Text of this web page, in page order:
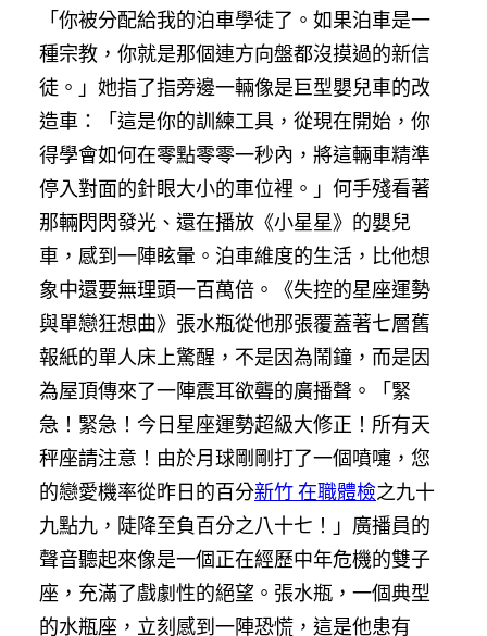
「你被分配給我的泊車學徒了。如果泊車是一
種宗教，你就是那個連方向盤都沒摸過的新信
徒。」她指了指旁邊一輛像是巨型嬰兒車的改
造車：「這是你的訓練工具，從現在開始，你
得學會如何在零點零零一秒內，將這輛車精準
停入對面的針眼大小的車位裡。」何手殘看著
那輛閃閃發光、還在播放《小星星》的嬰兒
車，感到一陣眩暈。泊車維度的生活，比他想
象中還要無理頭一百萬倍。《失控的星座運勢
與單戀狂想曲》張水瓶從他那張覆蓋著七層舊
報紙的單人床上驚醒，不是因為鬧鐘，而是因
為屋頂傳來了一陣震耳欲聾的廣播聲。「緊
急！緊急！今日星座運勢超級大修正！所有天
秤座請注意！由於月球剛剛打了一個噴嚏，您
的戀愛機率從昨日的百分新竹 在職體檢之九十
九點九，陡降至負百分之八十七！」廣播員的
聲音聽起來像是一個正在經歷中年危機的雙子
座，充滿了戲劇性的絕望。張水瓶，一個典型
的水瓶座，立刻感到一陣恐慌，這是他患有